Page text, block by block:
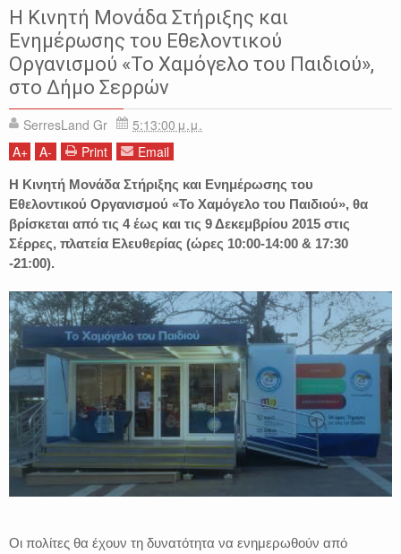
ΔΗΜΟΣ ΣΕΡΡΩΝ
ΕΚΔΗΛΩΣΕΙΣ
ΣΕΡΡΕΣ
ΤΟ ΧΑΜΟΓΕΛΟ ΤΟΥ ΠΑΙΔΙΟΥ
Η Κινητή Μονάδα Στήριξης και
Ενημέρωσης του Εθελοντικού
Οργανισμού «Το Χαμόγελο του Παιδιού»,
στο Δήμο Σερρών
SerresLand Gr
5:13:00 μ.μ.
A+ A- Print Email
Η Κινητή Μονάδα Στήριξης και Ενημέρωσης του
Εθελοντικού Οργανισμού «Το Χαμόγελο του Παιδιού», θα
βρίσκεται από τις 4 έως και τις 9 Δεκεμβρίου 2015 στις
Σέρρες, πλατεία Ελευθερίας (ώρες 10:00-14:00 & 17:30
-21:00).
Οι πολίτες θα έχουν τη δυνατότητα να ενημερωθούν από